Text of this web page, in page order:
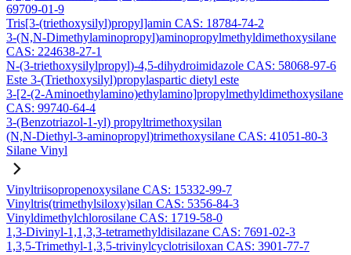
69709-01-9
Tris[3-(triethoxysilyl)propyl]amin CAS: 18784-74-2
3-(N,N-Dimethylaminopropyl)aminopropylmethyldimethoxysilane
CAS: 224638-27-1
N-(3-triethoxysilylpropyl)-4,5-dihydroimidazole CAS: 58068-97-6
Este 3-(Triethoxysilyl)propylaspartic dietyl este
3-[2-(2-Aminoethylamino)ethylamino]propylmethyldimethoxysilane
CAS: 99740-64-4
3-(Benzotriazol-1-yl) propyltrimethoxysilan
(N,N-Diethyl-3-aminopropyl)trimethoxysilane CAS: 41051-80-3
Silane Vinyl
Vinyltriisopropenoxysilane CAS: 15332-99-7
Vinyltris(trimethylsiloxy)silan CAS: 5356-84-3
Vinyldimethylchlorosilane CAS: 1719-58-0
1,3-Divinyl-1,1,3,3-tetramethyldisilazane CAS: 7691-02-3
1,3,5-Trimethyl-1,3,5-trivinylcyclotrisiloxan CAS: 3901-77-7